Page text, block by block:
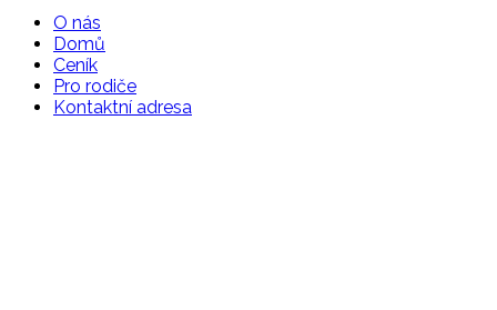
O nás
Domů
Ceník
Pro rodiče
Kontaktní adresa